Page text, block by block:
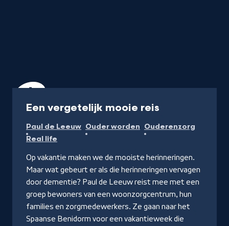
Een vergetelijk mooie reis
Paul de Leeuw Ouder worden Ouderenzorg
Real life
Op vakantie maken we de mooiste herinneringen.
Maar wat gebeurt er als die herinneringen vervagen
door dementie? Paul de Leeuw reist mee met een
groep bewoners van een woonzorgcentrum, hun
families en zorgmedewerkers. Ze gaan naar het
Spaanse Benidorm voor een vakantieweek die